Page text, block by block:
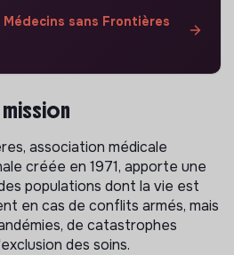
sans Frontières
association médicale
créée en 1971, apporte une
populations dont la vie est
en cas de conflits armés, mais
de catastrophes
des soins.